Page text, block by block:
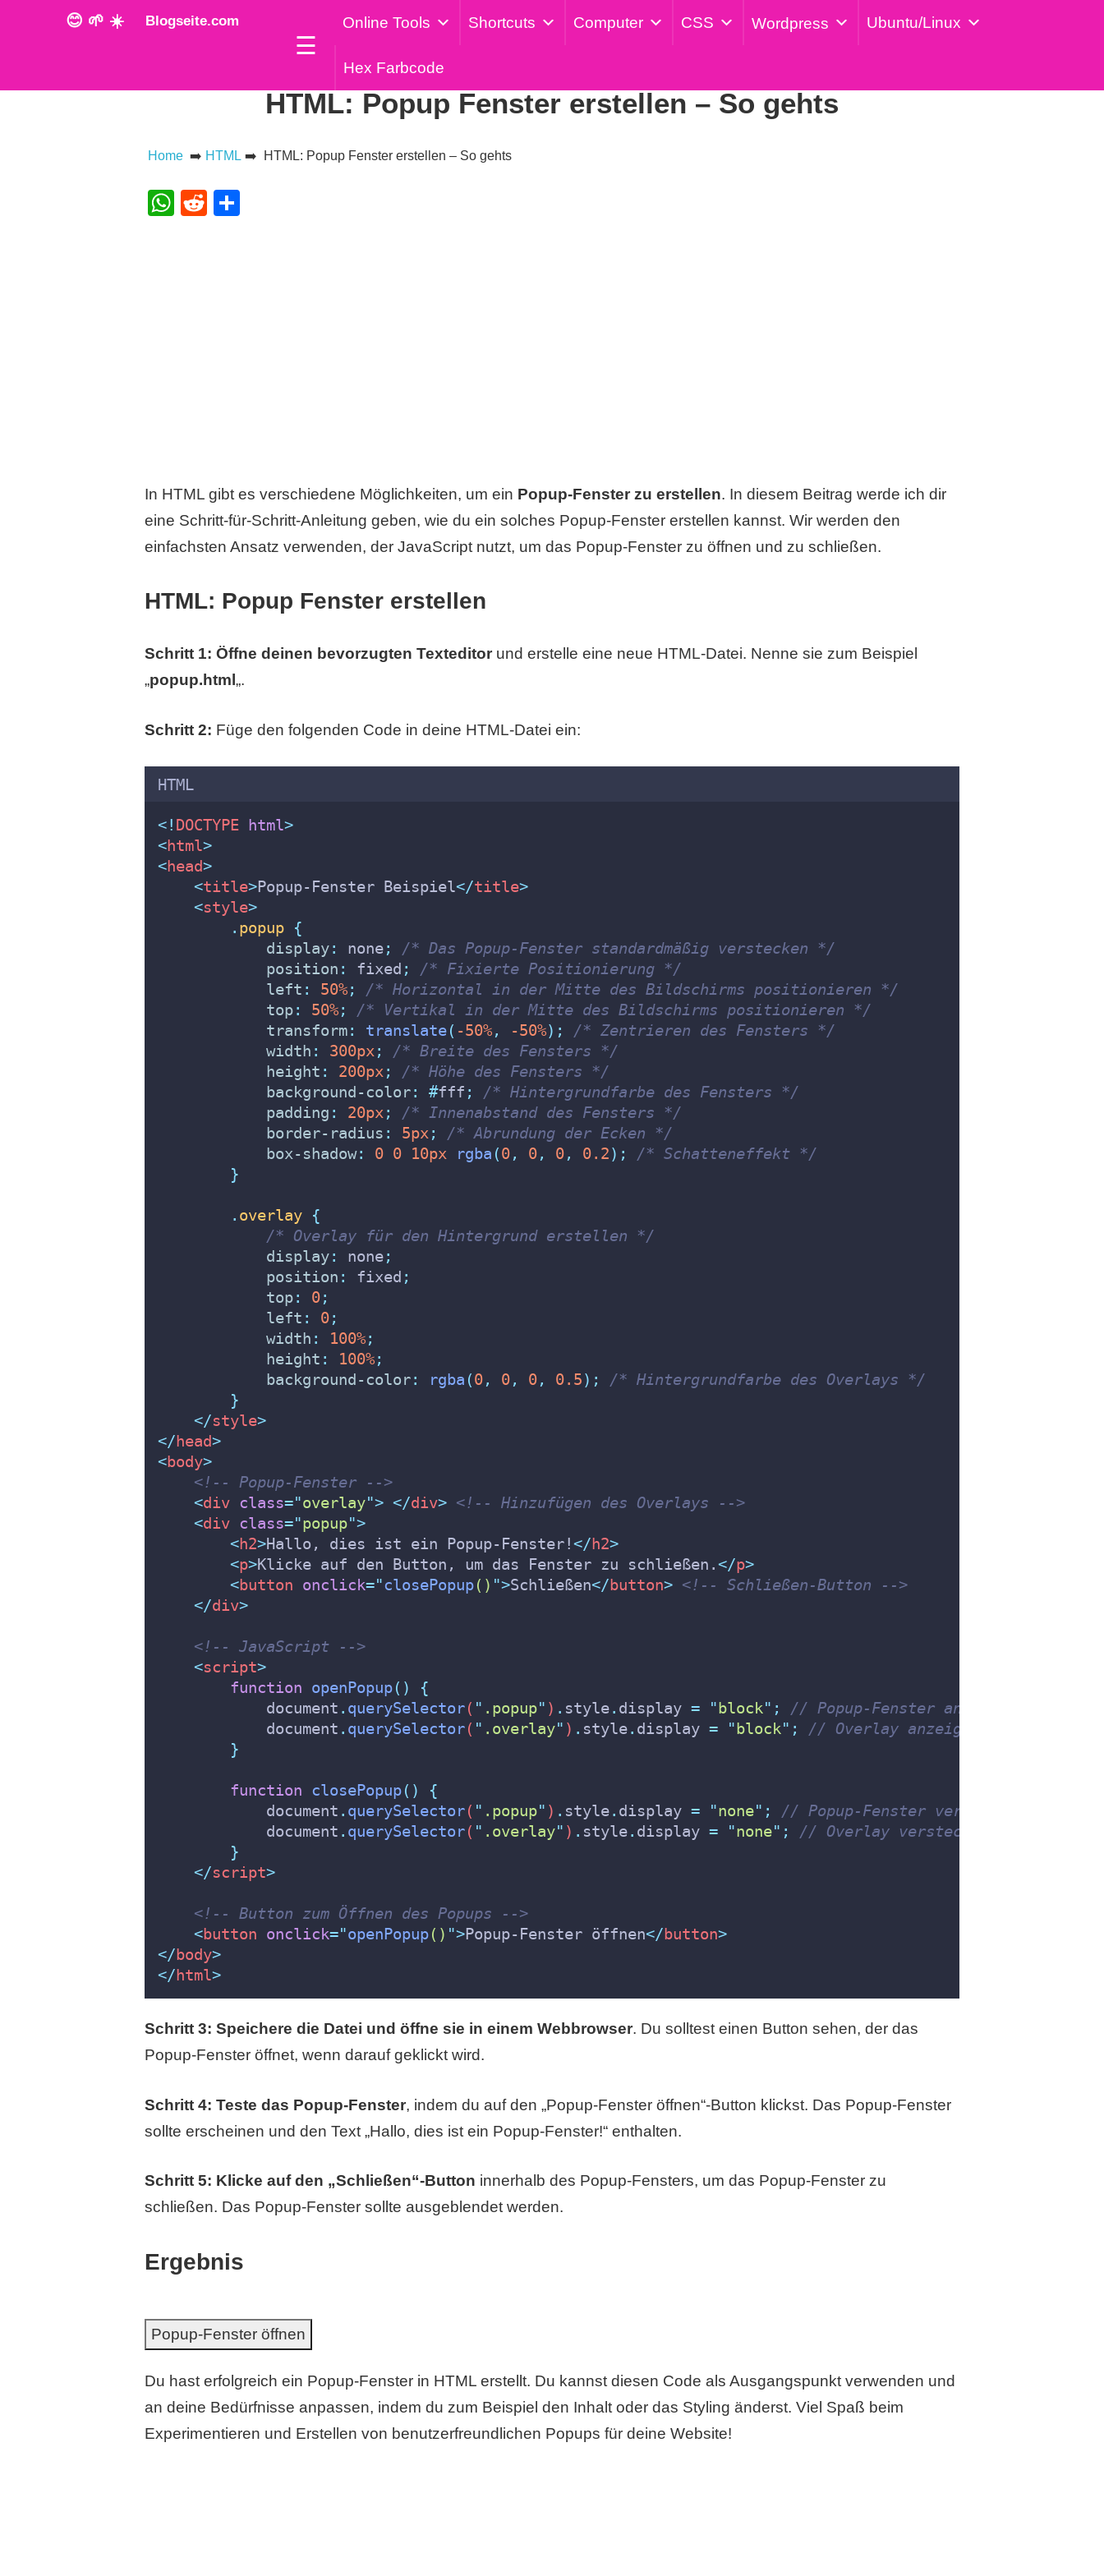
😊 🌱 ☀️ Blogseite.com
☰
Online Tools Shortcuts Computer CSS Wordpress Ubuntu/Linux
Hex Farbcode
HTML: Popup Fenster erstellen – So gehts
Home ➡️ HTML ➡️ HTML: Popup Fenster erstellen – So gehts
WhatsApp
Reddit
In HTML gibt es verschiedene Möglichkeiten, um ein Popup-Fenster zu erstellen. In diesem Beitrag werde ich dir
eine Schritt-für-Schritt-Anleitung geben, wie du ein solches Popup-Fenster erstellen kannst. Wir werden den
einfachsten Ansatz verwenden, der JavaScript nutzt, um das Popup-Fenster zu öffnen und zu schließen.
HTML: Popup Fenster erstellen
Schritt 1: Öffne deinen bevorzugten Texteditorund erstelle eine neue HTML-Datei. Nenne sie zum Beispiel
„popup.html „.
Schritt 2: Füge den folgenden Code in deine HTML-Datei ein:
HTML
<! DOCTYPE html>
<html>
<head>
<title>Popup-Fenster Beispiel</title>
    <
style>
. popup
{
display: none;
/* Das Popup-Fenster standardmäßig verstecken */
position : fixed ;
/* Fixierte Positionierung */
left : 50%;
/* Horizontal in der Mitte des Bildschirms positionieren */
top: 50%;
/* Vertikal in der Mitte des Bildschirms positionieren */
transform: translate( -50%, -50%);
/* Zentrieren des Fensters */
width : 300px ;
/* Breite des Fensters */
height : 200px ;
/* Höhe des Fensters */
background-color: #fff ;
/* Hintergrundfarbe des Fensters */
padding : 20px ;
/* Innenabstand des Fensters */
border-radius : 5px ;
/* Abrundung der Ecken */
box-shadow: 0 0 10px rgba (0, 0, 0, 0.2);
/* Schatteneffekt */
}
. overlay
{
/* Overlay für den Hintergrund erstellen */
display: none;
position : fixed ;
top: 0;
left : 0;
width : 100%;
height : 100%;
background-color: rgba (0, 0, 0, 0.5);
/* Hintergrundfarbe des Overlays */
}
</style>
</head>
<body>
<!-- Popup-Fenster -->
<div class="overlay"> </div> <!-- Hinzufügen des Overlays -->
<div class="popup">
<h2>Hallo, dies ist ein Popup-Fenster!</h2>
<p>Klicke auf den Button, um das Fenster zu schließen.</p>
<button onclick="closePopup() ">Schließen</button> <!-- Schließen-Button -->
</div>
<!-- JavaScript -->
    <
script>
function openPopup()
{
document . querySelector( " .popup" ) . style. display = "block" ;
// Popup-Fenster anzeigen
document . querySelector( " .overlay" ) . style. display = "block" ;
// Overlay anzeigen
}
function closePopup()
{
document . querySelector( " .popup" ) . style. display = "none" ;
// Popup-Fenster verstecken
document . querySelector( " .overlay" ) . style. display = "none" ;
// Overlay verstecken
}
</script>
<!-- Button zum Öffnen des Popups -->
<button onclick="openPopup() ">Popup-Fenster öffnen</button>
</body>
</html>
Schritt 3: Speichere die Datei und öffne sie in einem Webbrowser. Du solltest einen Button sehen, der das
Popup-Fenster öffnet, wenn darauf geklickt wird.
Schritt 4: Teste das Popup-Fenster, indem du auf den „Popup-Fenster öffnen“-Button klickst. Das Popup-Fenster
sollte erscheinen und den Text „Hallo, dies ist ein Popup-Fenster!“ enthalten.
Schritt 5: Klicke auf den „Schließen“-Button innerhalb des Popup-Fensters, um das Popup-Fenster zu
schließen. Das Popup-Fenster sollte ausgeblendet werden.
Ergebnis
Popup-Fenster öffnen
Du hast erfolgreich ein Popup-Fenster in HTML erstellt. Du kannst diesen Code als Ausgangspunkt verwenden und
an deine Bedürfnisse anpassen, indem du zum Beispiel den Inhalt oder das Styling änderst. Viel Spaß beim
Experimentieren und Erstellen von benutzerfreundlichen Popups für deine Website!